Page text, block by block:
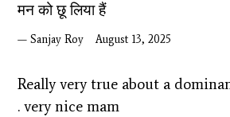
मन को छू लिया हैं
Sanjay Roy August 13, 2025
Really very true about a
. very nice mam